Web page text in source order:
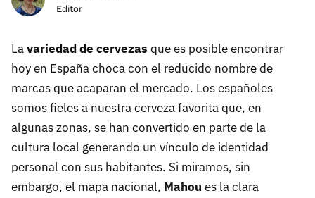
Editor
Lavariedad de cervezas que es posible encontrar
hoy en España choca con el reducido nombre de
marcas que acaparan el mercado. Los españoles
somos fieles a nuestra cerveza favorita que, en
algunas zonas, se han convertido en parte de la
cultura local generando un vínculo de identidad
personal con sus habitantes. Si miramos, sin
embargo, el mapa nacional, Mahou es la clara